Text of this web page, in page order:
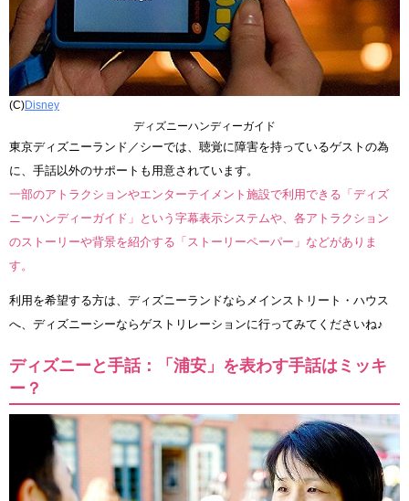
(C)Disney
ディズニーハンディーガイド
東京ディズニーランド／シーでは、聴覚に障害を持っているゲストの為
に、手話以外のサポートも用意されています。
一部のアトラクションやエンターテイメント施設で利用できる「ディズ
ニーハンディーガイド」という字幕表示システムや、各アトラクション
のストーリーや背景を紹介する「ストーリーペーパー」などがありま
す。
利用を希望する方は、ディズニーランドならメインストリート・ハウス
へ、ディズニーシーならゲストリレーションに行ってみてくださいね♪
ディズニーと手話：「浦安」を表わす手話はミッキ
ー？